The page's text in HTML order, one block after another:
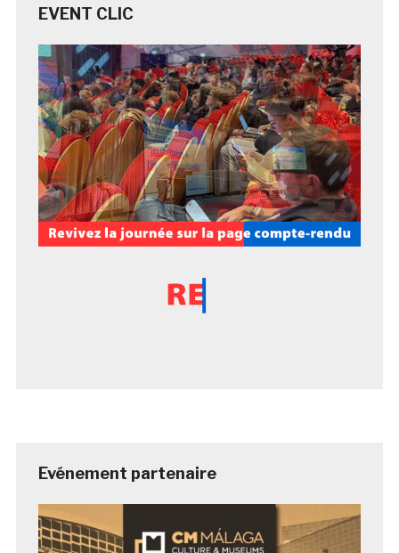
EVENT CLIC
Evénement partenaire